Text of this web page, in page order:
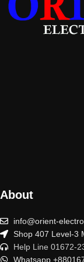
About
info@orient-
Shop 407 Level-3
Help Line 01672-
Whatsapp